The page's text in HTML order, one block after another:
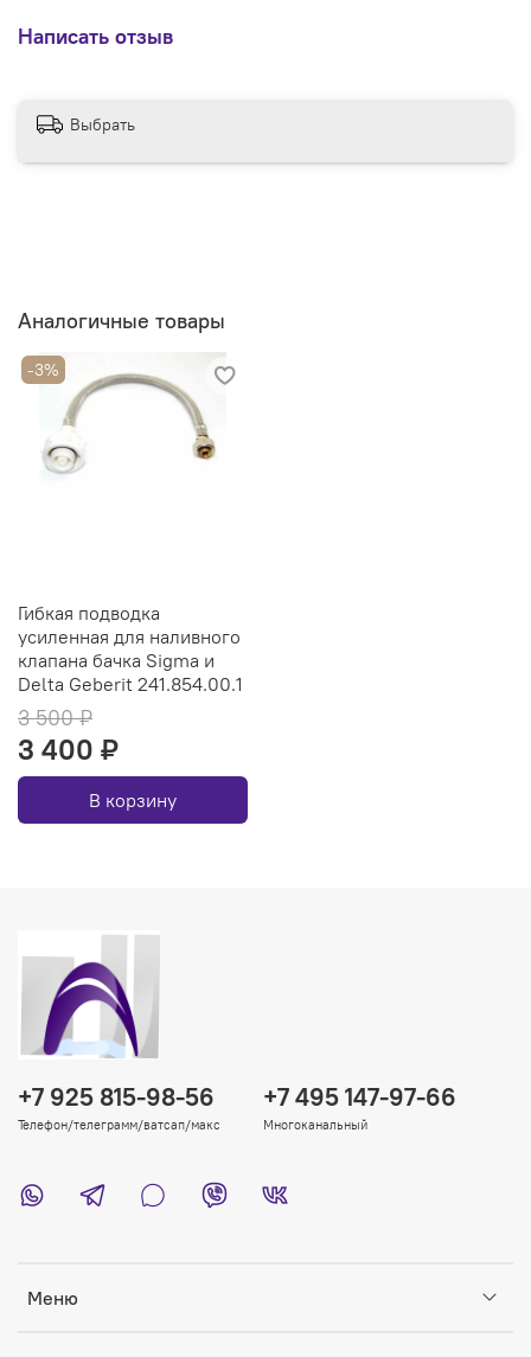
Написать отзыв
Выбрать
Аналогичные товары
-3%
Гибкая подводка
усиленная для наливного
клапана бачка Sigma и
Delta Geberit 241.854.00.1
3 500 ₽
3 400 ₽
В корзину
Меню
+7 925 815-98-56
Телефон/телеграмм/ватсап/макс
+7 495 147-97-66
Многоканальный